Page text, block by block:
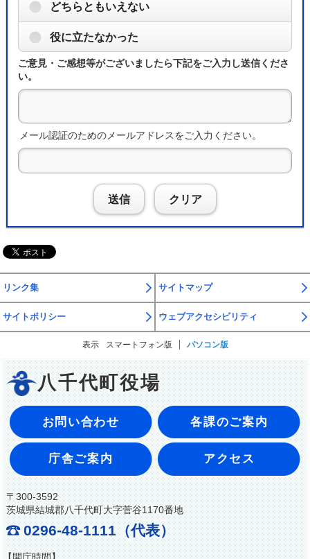
どちらともいえない
役に立たなかった
ご意見・ご感想等がございましたら下記をご入力し送信くださ
い。
メール認証のためのメールアドレスをご入力ください。
送信 クリア
リンク集 サイトマップ
サイトポリシー ウェブアクセシビリティ
表示 スマートフォン版 パソコン版
八千代町役場
お問い合わせ 各課のご案内
庁舎ご案内 アクセス
〒300-3592
茨城県結城郡八千代町大字菅谷1170番地
0296-48-1111（代表）
【開庁時間】